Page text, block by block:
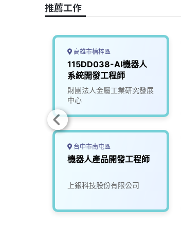
k
推薦工作
高雄市楠梓區
115DD038-AI機器人
系統開發工程師
財團法人金屬工業研究發展
中心
台中市南屯區
機器人產品開發工程師
上銀科技股份有限公司